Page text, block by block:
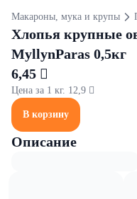
Макароны, мука и крупы
Хлопья крупные
MyllynParas 0,5кг
6,45 
Цена за 1 кг. 12,9 
В корзину
Описание